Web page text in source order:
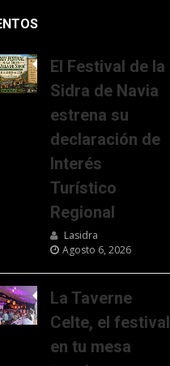
El Festival de la
Sidra de Navia
estrena su
declaración de
Interés
Turístico
Regional
Lasidra
Agosto 6, 2026
La Taverne
Celte, el festival
en tu mesa